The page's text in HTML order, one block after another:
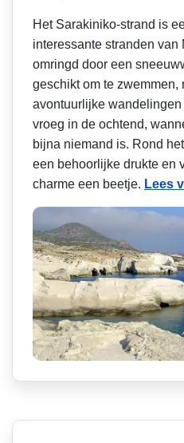
Het Sarakiniko-strand is
interessante stranden van
omringd door een
geschikt om te zwemmen,
avontuurlijke
vroeg in de ochtend,
bijna niemand is. Rond
een behoorlijke drukte en
charme een beetje. Lees